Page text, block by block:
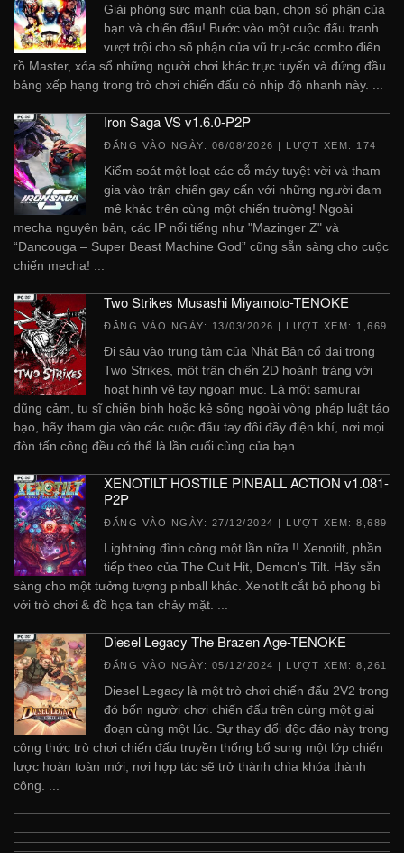
Giải phóng sức mạnh của bạn, chọn số phận của
bạn và chiến đấu! Bước vào một cuộc đấu tranh
vượt trội cho số phận của vũ trụ-các combo điên
rồ Master, xóa sổ những người chơi khác trực tuyến và đứng đầu
bảng xếp hạng trong trò chơi chiến đấu có nhịp độ nhanh này. ...
Iron Saga VS v1.6.0-P2P
ĐĂNG VÀO NGÀY: 06/08/2026 | LƯỢT XEM: 174
Kiểm soát một loạt các cỗ máy tuyệt vời và tham
gia vào trận chiến gay cấn với những người đam
mê khác trên cùng một chiến trường! Ngoài
mecha nguyên bản, các IP nổi tiếng như "Mazinger Z" và
“Dancouga – Super Beast Machine God” cũng sẵn sàng cho cuộc
chiến mecha! ...
Two Strikes Musashi Miyamoto-TENOKE
ĐĂNG VÀO NGÀY: 13/03/2026 | LƯỢT XEM: 1,669
Đi sâu vào trung tâm của Nhật Bản cổ đại trong
Two Strikes, một trận chiến 2D hoành tráng với
hoạt hình vẽ tay ngoạn mục. Là một samurai
dũng cảm, tu sĩ chiến binh hoặc kẻ sống ngoài vòng pháp luật táo
bạo, hãy tham gia vào các cuộc đấu tay đôi đầy điện khí, nơi mọi
đòn tấn công đều có thể là lần cuối cùng của bạn. ...
XENOTILT HOSTILE PINBALL ACTION v1.081-
P2P
ĐĂNG VÀO NGÀY: 27/12/2024 | LƯỢT XEM: 8,689
Lightning đình công một lần nữa !! Xenotilt, phần
tiếp theo của The Cult Hit, Demon's Tilt. Hãy sẵn
sàng cho một tưởng tượng pinball khác. Xenotilt cắt bỏ phong bì
với trò chơi & đồ họa tan chảy mặt. ...
Diesel Legacy The Brazen Age-TENOKE
ĐĂNG VÀO NGÀY: 05/12/2024 | LƯỢT XEM: 8,261
Diesel Legacy là một trò chơi chiến đấu 2V2 trong
đó bốn người chơi chiến đấu trên cùng một giai
đoạn cùng một lúc. Sự thay đổi độc đáo này trong
công thức trò chơi chiến đấu truyền thống bổ sung một lớp chiến
lược hoàn toàn mới, nơi hợp tác sẽ trở thành chìa khóa thành
công. ...